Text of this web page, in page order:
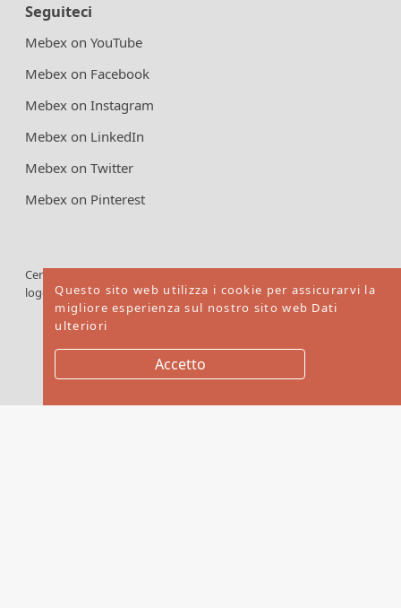
Seguiteci
Mebex on YouTube
Mebex on Facebook
Mebex on Instagram
Mebex on LinkedIn
Mebex on Twitter
Mebex on Pinterest
Cercare il
logo FSC
certificati
FSC
Questo sito web utilizza i cookie per assicurarvi la
migliore esperienza sul nostro sito web Dati
ulteriori
Accetto